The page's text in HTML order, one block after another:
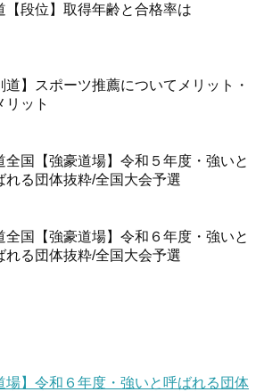
【段位】取得年齢と合格率は
道】スポーツ推薦についてメリット・
リット
全国【強豪道場】令和５年度・強いと
れる団体抜粋/全国大会予選
全国【強豪道場】令和６年度・強いと
れる団体抜粋/全国大会予選
場】令和６年度・強いと呼ばれる団体